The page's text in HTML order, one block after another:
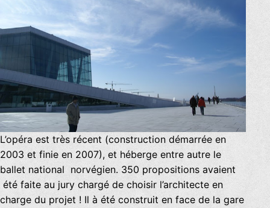
L’opéra est très récent (construction démarrée en
2003 et finie en 2007), et héberge entre autre le
ballet national norvégien. 350 propositions avaient
été faite au jury chargé de choisir l’architecte en
charge du projet ! Il à été construit en face de la gare